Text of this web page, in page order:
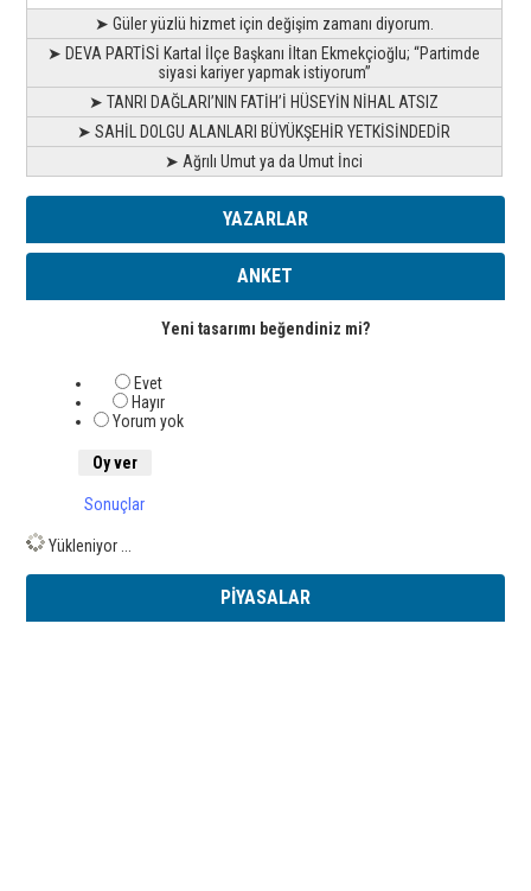
➤ Güler yüzlü hizmet için değişim zamanı diyorum.
➤ DEVA PARTİSİ Kartal İlçe Başkanı İltan Ekmekçioğlu; “Partimde
siyasi kariyer yapmak istiyorum”
➤ TANRI DAĞLARI’NIN FATİH’İ HÜSEYİN NİHAL ATSIZ
➤ SAHİL DOLGU ALANLARI BÜYÜKŞEHİR YETKİSİNDEDİR
➤ Ağrılı Umut ya da Umut İnci
YAZARLAR
ANKET
Yeni tasarımı beğendiniz mi?
Evet
Hayır
Yorum yok
Sonuçlar
Yükleniyor ...
PİYASALAR